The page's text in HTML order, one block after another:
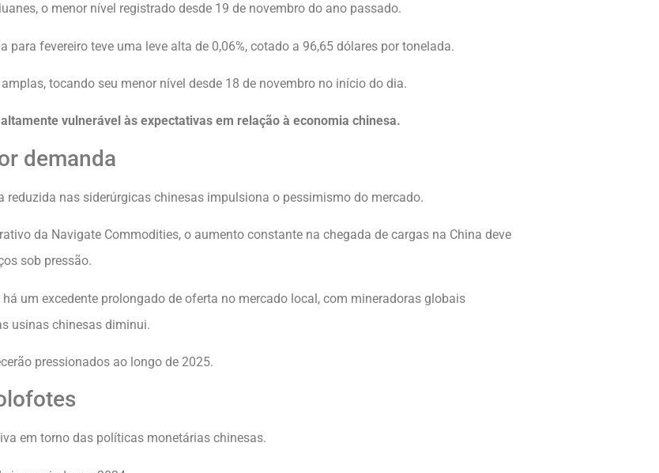
o menor nível registrado desde 19 de novembro do ano passado.
para fevereiro teve uma leve alta de 0,06%, cotado a 96,65 dólares por tonelada.
tocando seu menor nível desde 18 de novembro no início do dia.
vulnerável às expectativas em relação à economia chinesa.
demanda
reduzida nas siderúrgicas chinesas impulsiona o pessimismo do mercado.
da Navigate Commodities, o aumento constante na chegada de cargas na China deve
sob pressão.
um excedente prolongado de oferta no mercado local, com mineradoras globais
usinas chinesas diminui.
pressionados ao longo de 2025.
em torno das políticas monetárias chinesas.